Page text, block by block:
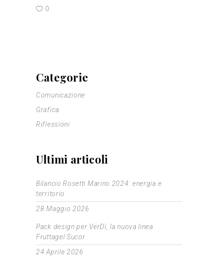
0
Categorie
Comunicazione
Grafica
Riflessioni
Ultimi articoli
Bilancio Rosetti Marino 2024: energia e
territorio
28 Maggio 2026
Pack design per VerDì, la nuova linea
Fruttagel Sucor
24 Aprile 2026